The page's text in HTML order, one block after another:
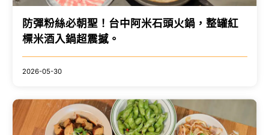
防彈粉絲必朝聖！台中阿米石頭火鍋，整罐紅
標米酒入鍋超震撼。
2026-05-30